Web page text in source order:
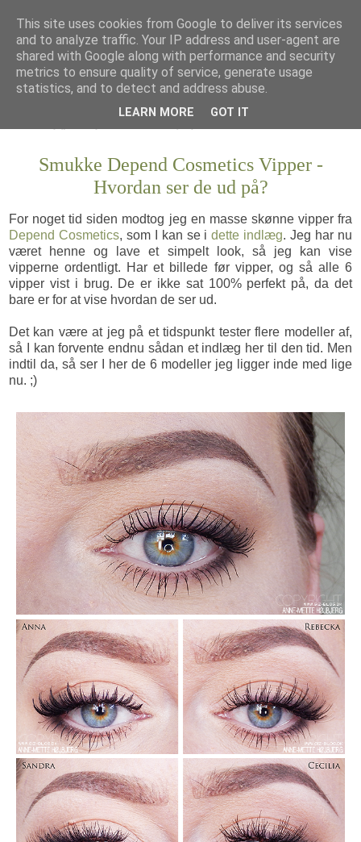
Smukke Depend Cosmetics Vipper -
Hvordan ser de ud på?
For noget tid siden modtog jeg en masse skønne vipper fra
Depend Cosmetics, som I kan se idette indlæg. Jeg har nu
været henne og lave et simpelt look, så jeg kan vise
vipperne ordentligt. Har et billede før vipper, og så alle 6
vipper vist i brug. De er ikke sat 100% perfekt på, da det
bare er for at vise hvordan de ser ud.
Det kan være at jeg på et tidspunkt tester flere modeller af,
så I kan forvente endnu sådan et indlæg her til den tid. Men
indtil da, så ser I her de 6 modeller jeg ligger inde med lige
nu. ;)
This site uses cookies from Google to deliver its services
and to analyze traffic. Your IP address and user-agent are
shared with Google along with performance and security
metrics to ensure quality of service, generate usage
statistics, and to detect and address abuse.
LEARN MORE GOT IT